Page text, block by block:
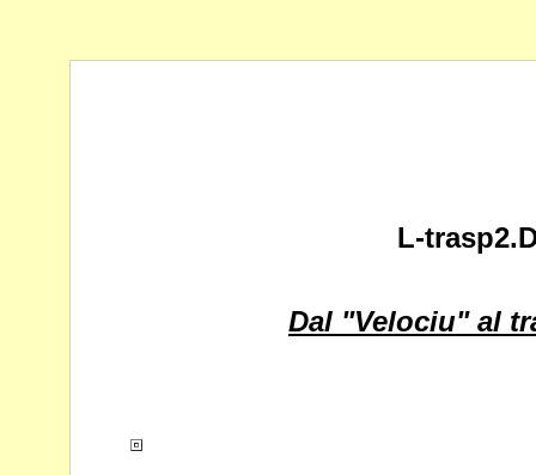
L-
Dal "Velociu" al